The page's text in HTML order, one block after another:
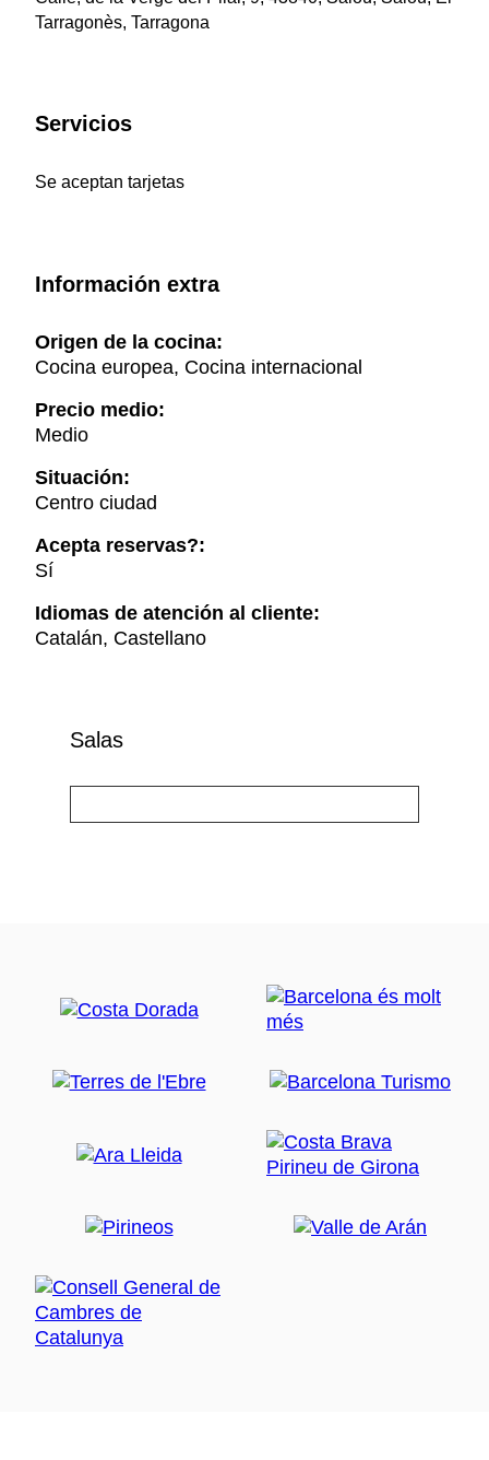
Tarragonès, Tarragona
Servicios
Se aceptan tarjetas
Información extra
Origen de la cocina:
Cocina europea, Cocina internacional
Precio medio:
Medio
Situación:
Centro ciudad
Acepta reservas?:
Sí
Idiomas de atención al cliente:
Catalán, Castellano
Salas